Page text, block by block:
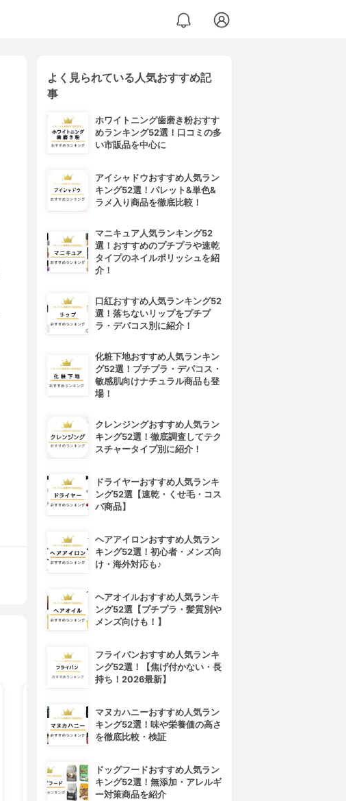
よく見られている人気おすすめ記
事
ホワイトニング歯磨き粉おすす
めランキング52選！口コミの多
い市販品を中心に
アイシャドウおすすめ人気ラン
キング52選！パレット&単色&
ラメ入り商品を徹底比較！
マニキュア人気ランキング52
選！おすすめのプチプラや速乾
タイプのネイルポリッシュを紹
介！
口紅おすすめ人気ランキング52
選！落ちないリップをプチプ
ラ・デパコス別に紹介！
化粧下地おすすめ人気ランキン
グ52選！プチプラ・デパコス・
敏感肌向けナチュラル商品も登
場！
クレンジングおすすめ人気ラン
キング52選！徹底調査してテク
スチャータイプ別に紹介！
ドライヤーおすすめ人気ランキ
ング52選【速乾・くせ毛・コス
パ商品】
ヘアアイロンおすすめ人気ラン
キング52選！初心者・メンズ向
け・海外対応も♪
ヘアオイルおすすめ人気ランキ
ング52選【プチプラ・髪質別や
メンズ向けも！】
フライパンおすすめ人気ランキ
ング52選！【焦げ付かない・長
持ち！2026最新】
マヌカハニーおすすめ人気ラン
キング52選！味や栄養価の高さ
を徹底比較・検証
ドッグフードおすすめ人気ラン
キング52選！無添加・アレルギ
ー対策商品を紹介